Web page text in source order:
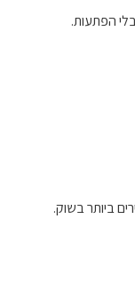
הפתעות.
ביותר בשוק.